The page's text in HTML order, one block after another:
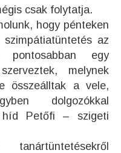
csak folytatja.
hogy pénteken
az
egy
melynek
összeálltak a vele,
dolgozókkal
híd Petőfi – szigeti